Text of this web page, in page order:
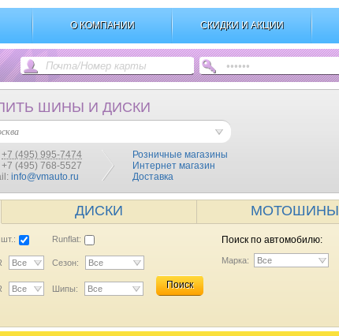
О КОМПАНИИ СКИДКИ И АКЦИИ
ШИНЫ И ДИСКИ
+7 (495) 995-7474
+7 (495) 768-5527
info@vmauto.ru
Розничные магазины
Интернет магазин
Доставка
ДИСКИ МОТОШИНЫ
Runflat:
Все Сезон: Все
Все Шипы: Все Поиск
Поиск по автомобилю:
Марка: Все